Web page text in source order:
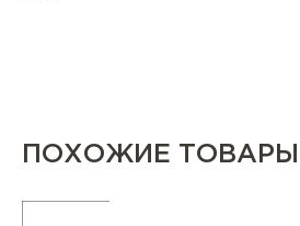
ПОХОЖИЕ ТОВАРЫ